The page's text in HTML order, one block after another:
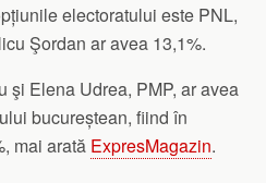
electoratului este PNL,
Şordan ar avea 13,1%.
şi Elena Udrea, PMP, ar avea
bucureștean, fiind în
mai arată ExpresMagazin.